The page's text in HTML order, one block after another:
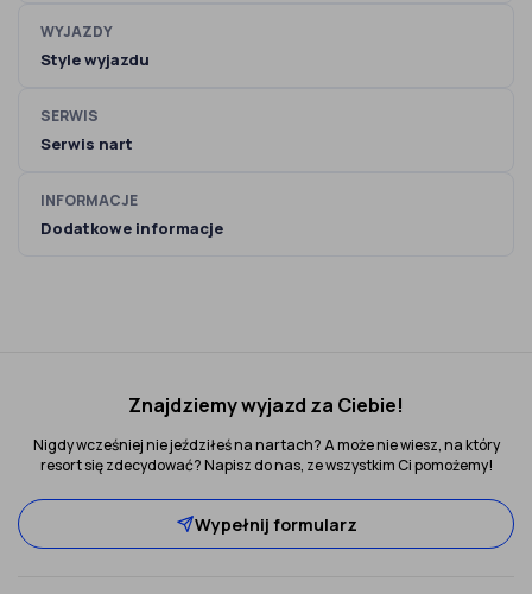
WYJAZDY
Style wyjazdu
SERWIS
Serwis nart
INFORMACJE
Dodatkowe informacje
Znajdziemy wyjazd za Ciebie!
Nigdy wcześniej nie jeździłeś na nartach? A może nie wiesz, na który
resort się zdecydować? Napisz do nas, ze wszystkim Ci pomożemy!
Wypełnij formularz